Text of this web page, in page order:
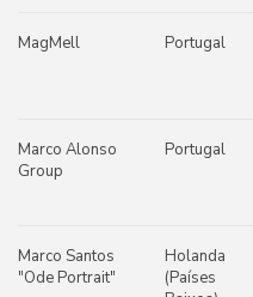
MagMell Portugal
Marco Alonso
Group
Portugal
Marco Santos
"Ode Portrait"
Holanda
(Países